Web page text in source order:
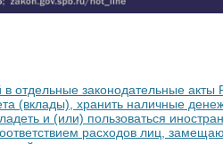
законодательные
(вклады), хранить наличные
и (или) пользоваться
расходов лиц,